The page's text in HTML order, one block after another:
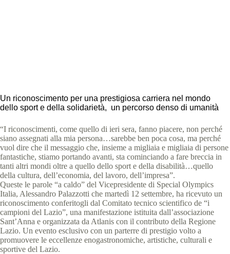
Un riconoscimento per una prestigiosa carriera nel mondo
dello sport e della solidarietà, un percorso denso di umanità
“I riconoscimenti, come quello di ieri sera, fanno piacere, non perché
siano assegnati alla mia persona…sarebbe ben poca cosa, ma perché
vuol dire che il messaggio che, insieme a migliaia e migliaia di persone
fantastiche, stiamo portando avanti, sta cominciando a fare breccia in
tanti altri mondi oltre a quello dello sport e della disabilità…quello
della cultura, dell’economia, del lavoro, dell’impresa”.
Queste le parole “a caldo” del Vicepresidente di Special Olympics
Italia, Alessandro Palazzotti che martedì 12 settembre, ha ricevuto un
riconoscimento conferitogli dal Comitato tecnico scientifico de “i
campioni del Lazio”, una manifestazione istituita dall’associazione
Sant’Anna e organizzata da Atlanis con il contributo della Regione
Lazio. Un evento esclusivo con un parterre di prestigio volto a
promuovere le eccellenze enogastronomiche, artistiche, culturali e
sportive del Lazio.